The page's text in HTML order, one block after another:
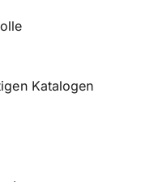
Katalogen